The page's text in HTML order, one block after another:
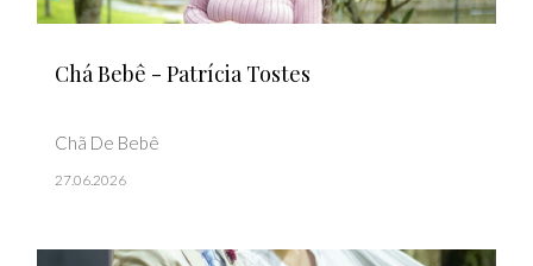
Chá Bebê - Patrícia Tostes
Chã De Bebê
27.06.2026